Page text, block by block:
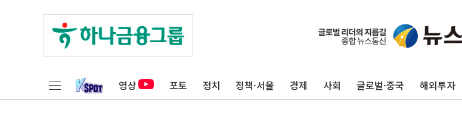
영상 포토 정치 정책·서울 경제 사회 글로벌·중국 해외투자
정재
하나
인천